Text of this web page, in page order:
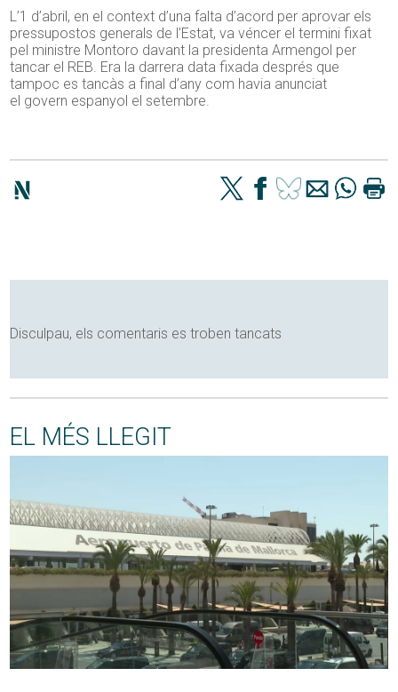
L’1 d’abril, en el context d’una falta d’acord per aprovar els
pressupostos generals de l’Estat, va véncer el termini fixat
pel ministre Montoro davant la presidenta Armengol per
tancar el REB. Era la darrera data fixada després que
tampoc es tancàs a final d’any com havia anunciat
el govern espanyol el setembre.
Disculpau, els comentaris es troben tancats
EL MÉS LLEGIT